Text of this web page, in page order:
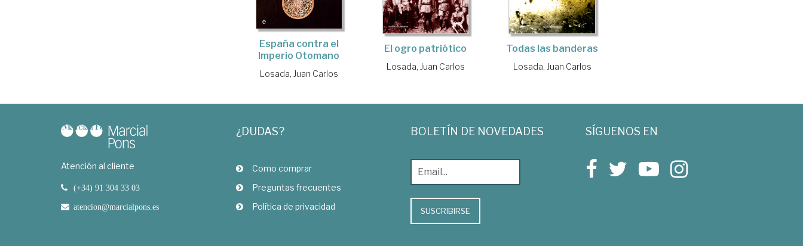
España contra el
Imperio Otomano
Losada, Juan Carlos
El ogro patriótico
Losada, Juan Carlos
Todas las banderas
Losada, Juan Carlos
Atención al cliente
(+34) 91 304 33 03
atencion@marcialpons.es
¿DUDAS?
Como comprar
Preguntas frecuentes
Política de privacidad
BOLETÍN DE NOVEDADES
SUSCRIBIRSE
SÍGUENOS EN